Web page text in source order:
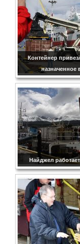
Контейнер
назначенное
Найджел